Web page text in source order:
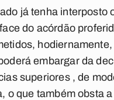
já tenha interposto
do acórdão
embargar da
superiores , de
o que também obsta